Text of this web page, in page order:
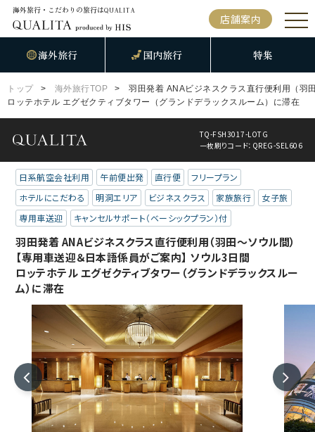
海外旅行・こだわりの旅行はQUALITA
店舗案内
海外旅行 国内旅行 特集
トップ 海外旅行TOP
羽田発着 ANAビジネスクラス直行便利用（羽
ロッテホテル エグゼクティブタワー（グランドデラックスルーム）に滞在
TQ-FSH3017-LOTG
一枚刷りコード：QREG-SEL606
日系航空会社利用 午前便出発 直行便
フリープラン
ホテルにこだわる
明洞エリア ビジネスクラス 家族旅行
女子旅
専用車送迎
キャンセルサポート（ベーシックプラン）付
羽田発着 ANAビジネスクラス直行便利用（羽田～ソウル間）
【専用車送迎＆日本語係員がご案内】 ソウル3日間
ロッテホテル エグゼクティブタワー（グランドデラックスルー
ム）に滞在